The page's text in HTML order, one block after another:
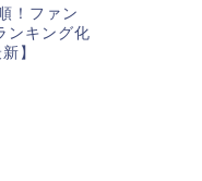
！ファン
ンキング化
】